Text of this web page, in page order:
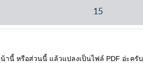
านี้ หรือส่วนนี้ แล้วแปลงเป็นไฟล์ PDF อ่ะครับ